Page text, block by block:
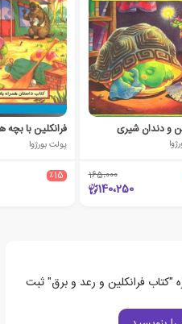
و دندان شیری
165،000
140،250
پولت بورژوا
٪15
"کتاب فرانکلین و رعد و برق" ثبت